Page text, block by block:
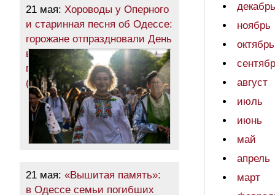
21 мая: Хороводы у Оперного
и старинная песня об Одессе:
горожане отпраздновали День
вышиванки шествием
по центру города
(фоторепортаж)
21 мая: «Вышитая память»:
в Одессе семьи погибших
декабрь
ноябрь
октябрь
август
июль
июнь
май
апрель
март